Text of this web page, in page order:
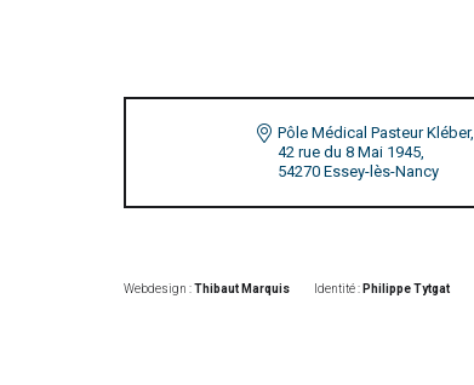
Pôle Médical Pasteur Kléber,
42 rue du 8 Mai 1945,
54270 Essey-lès-Nancy
Webdesign :Thibaut Marquis Identité : Philippe Tytgat